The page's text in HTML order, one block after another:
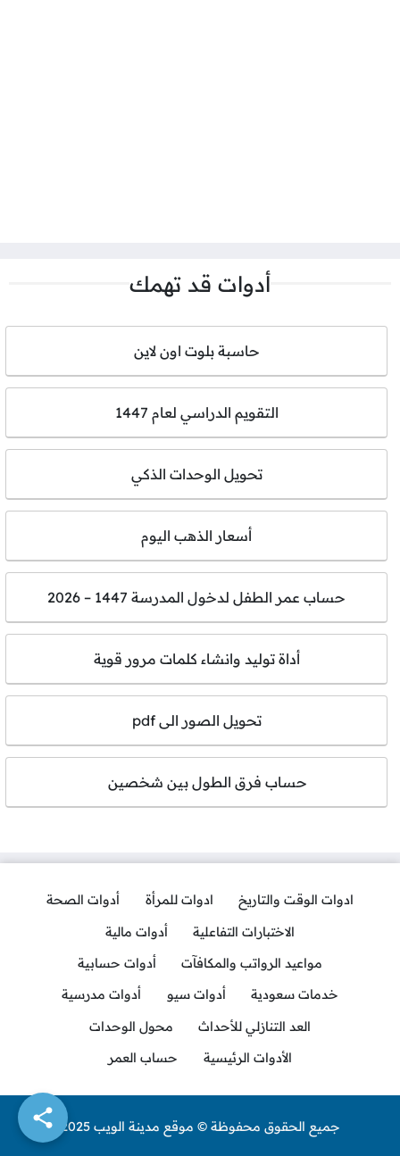
أدوات قد تهمك
حاسبة بلوت اون لاين
التقويم الدراسي لعام 1447
تحويل الوحدات الذكي
أسعار الذهب اليوم
حساب عمر الطفل لدخول المدرسة 1447 – 2026
أداة توليد وانشاء كلمات مرور قوية
تحويل الصور الى pdf
حساب فرق الطول بين شخصين
ادوات الوقت والتاريخ ادوات للمرأة
أدوات الصحة
الاختبارات التفاعلية
أدوات مالية
مواعيد الرواتب والمكافآت
أدوات حسابية
خدمات سعودية
أدوات سيو
أدوات مدرسية
العد التنازلي للأحداث
محول الوحدات
الأدوات الرئيسية
حساب العمر
جميع الحقوق محفوظة © موقع مدينة الويب 2025